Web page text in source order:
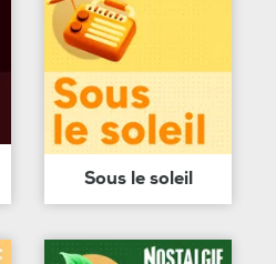
Sous le soleil